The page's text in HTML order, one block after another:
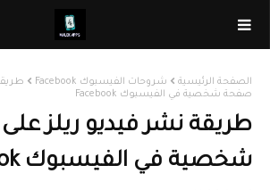
الصفحة الرئيسية شروحات الفيسبوك Facebook
صفحة شخصية في الفيسبوك Facebook
طريقة نشر فيديو ريلز
شخصية في الفيسبوك Facebook